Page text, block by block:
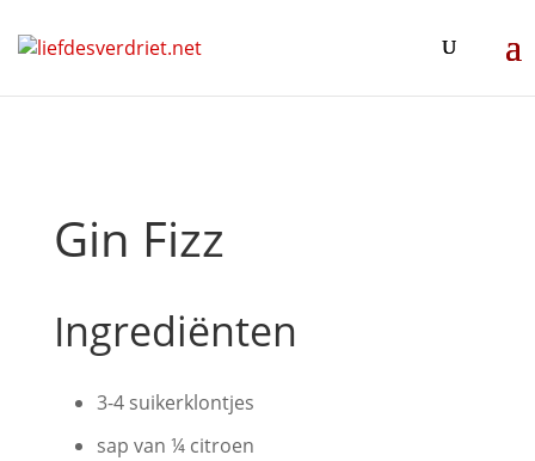
Gin Fizz
Ingrediënten
3-4 suikerklontjes
sap van ¼ citroen